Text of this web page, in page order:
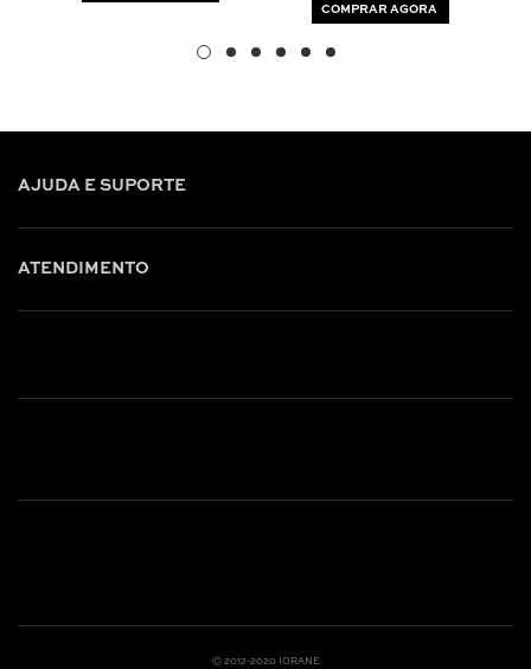
COMPRAR AGORA
AJUDA E SUPORTE
ATENDIMENTO
Nossas Lojas
Ⓒ 2012-2020 IORANE